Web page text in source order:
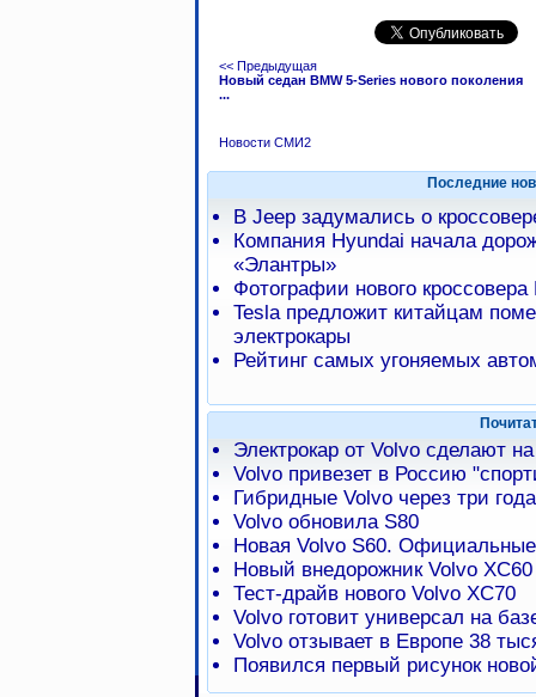
<< Предыдущая
Новый седан BMW 5-Series нового поколения
...
Новости СМИ2
Последние
В Jeep задумались о
Компания Hyundai начала
«Элантры»
Фотографии нового
Tesla предложит китайцам
электрокары
Рейтинг самых угоняемых
Электрокар от Volvo сделают
Volvo привезет в Россию
Гибридные Volvo через три года
Volvo обновила S80
Новая Volvo S60.
Новый внедорожник Volvo
Тест-драйв нового Volvo XC70
Volvo готовит универсал на
Volvo отзывает в Европе 38
Появился первый рисунок